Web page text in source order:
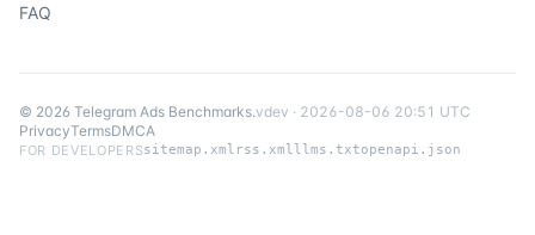
FAQ
© 2026 Telegram Ads Benchmarks.vdev · 2026-08-06 20:51 UTC
PrivacyTermsDMCA
FOR DEVELOPERSsitemap.xml rss.xmlllms.txtopenapi.json